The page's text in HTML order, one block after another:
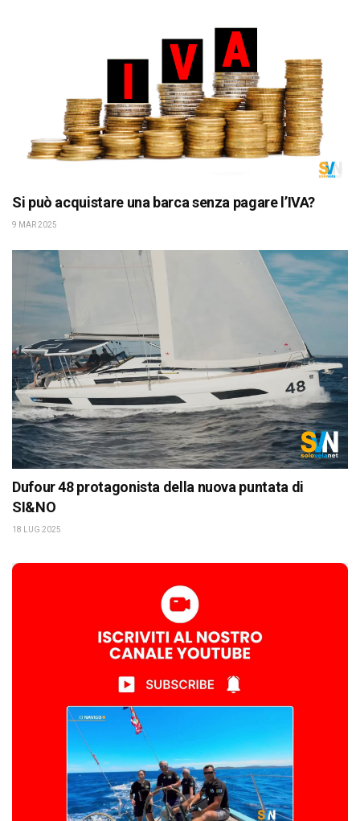
Si può acquistare una barca senza pagare l’IVA?
9 MAR 2025
Dufour 48 protagonista della nuova puntata di
SI&NO
18 LUG 2025